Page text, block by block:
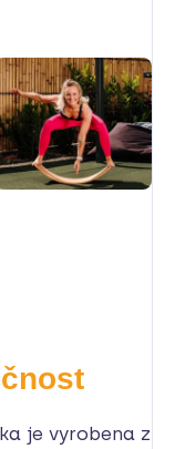
je vyrobena z